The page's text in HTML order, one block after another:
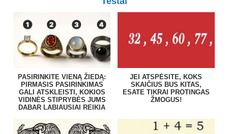
PASIRINKITE VIENĄ ŽIEDĄ:
PIRMASIS PASIRINKIMAS
GALI ATSKLEISTI, KOKIOS
VIDINĖS STIPRYBĖS JUMS
DABAR LABIAUSIAI REIKIA
JEI ATSPĖSITE, KOKS
SKAIČIUS BUS KITAS,
ESATE TIKRAI PROTINGAS
ŽMOGUS!